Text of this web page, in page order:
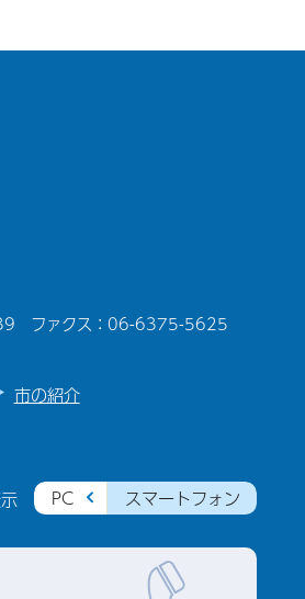
ファクス：06-6375-5625
市の紹介
PC スマートフォン